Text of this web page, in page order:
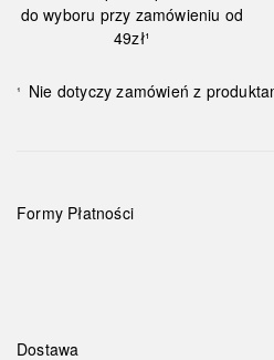
do wyboru przy zamówieniu od
49zł¹
¹ Nie dotyczy zamówień z
Formy Płatności
Dostawa